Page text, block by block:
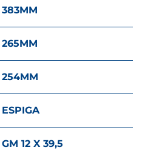
383MM
265MM
254MM
ESPIGA
GM 12 X 39,5